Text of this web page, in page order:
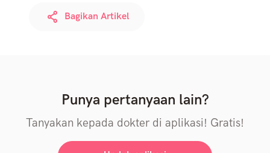
Bagikan Artikel
Punya pertanyaan lain?
Tanyakan kepada dokter di aplikasi! Gratis!